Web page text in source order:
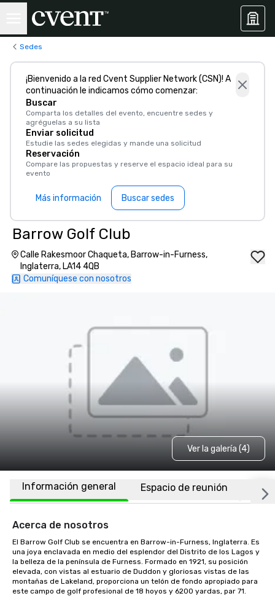
Sedes
¡Bienvenido a la red Cvent Supplier Network (CSN)! A
continuación le indicamos cómo comenzar:
Buscar
Comparta los detalles del evento, encuentre sedes y
agréguelas a su lista
Enviar solicitud
Estudie las sedes elegidas y mande una solicitud
Reservación
Compare las propuestas y reserve el espacio ideal para su
evento
Más información Buscar sedes
Barrow Golf Club
Calle Rakesmoor Chaqueta, Barrow-in-Furness,
Inglaterra, LA14 4QB
Comuníquese con nosotros
Ver la galería (4)
Información general Espacio de reunión
Acerca de nosotros
El Barrow Golf Club se encuentra en Barrow-in-Furness, Inglaterra. Es
una joya enclavada en medio del esplendor del Distrito de los Lagos y
la belleza de la península de Furness. Formado en 1921, su posición
elevada, con vistas al estuario de Duddon y gloriosas vistas de las
montañas de Lakeland, proporciona un telón de fondo apropiado para
este campo de golf profesional de 18 hoyos y 6200 yardas, par 71.